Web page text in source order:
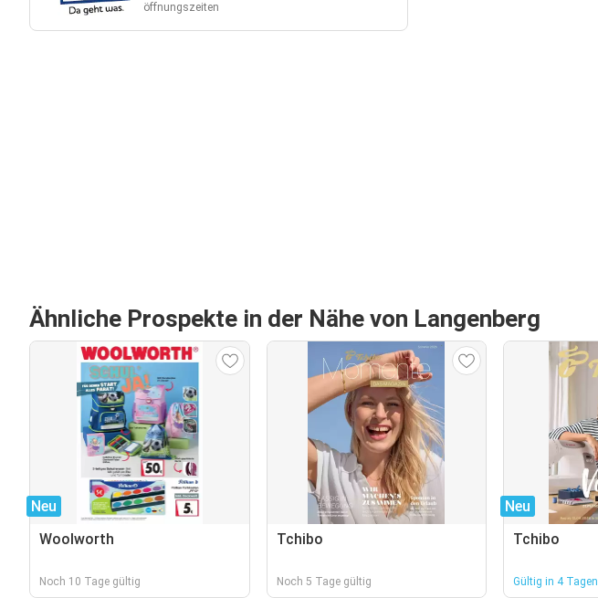
öffnungszeiten
Ähnliche Prospekte in der Nähe von Langenberg
Neu
Woolworth
Noch 10 Tage gültig
Tchibo
Noch 5 Tage gültig
Neu
Tchibo
Gültig in 4 Tagen